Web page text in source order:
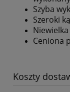
Szyba
Szeroki
Ceniona
Koszty
Cena nie